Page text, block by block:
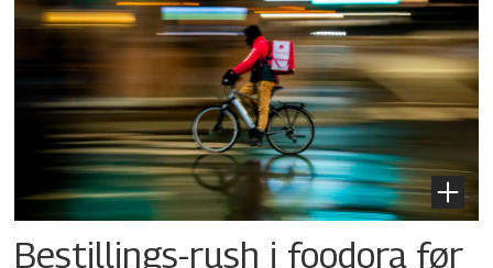
Bestillings-rush i foodora før